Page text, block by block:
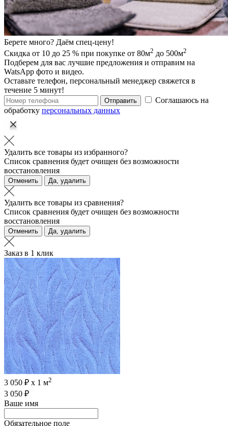
Берете много? Даём спец-цену!
Скидка от 10 до 25 % при покупке от 80м2 до 500м2
Подберем для вас лучшие предложения и отправим на
WatsApp фото и видео.
Оставьте телефон, персональный менеджер свяжется в
течение 5 минут!
Отправить
Соглашаюсь на
обработку персональных данных
Удалить все товары из избранного?
Список сравнения будет очищен без возможности
восстановления
Отменить Да, удалить
Удалить все товары из сравнения?
Список сравнения будет очищен без возможности
восстановления
Отменить Да, удалить
Заказ в 1 клик
3 050 ₽ х 1 м2
3 050 ₽
Ваше имя
Обязательное поле